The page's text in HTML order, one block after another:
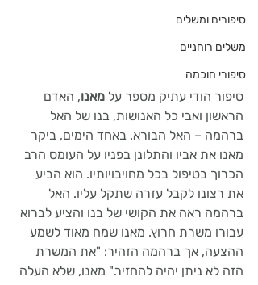
סיפורים ומשלים
משלים רוחניים
סיפורי חוכמה
סיפור הודי עתיק מספר על מאנו, האדם
הראשון ואבי כל האנושות, בנו של האל
ברהמה – האל הבורא. באחד הימים, ביקר
מאנו את אביו והתלונן בפניו על העומס הרב
הכרוך בטיפול בכל מחויבויותיו. הוא הביע
את רצונו לקבל עזרה שתקל עליו. האל
ברהמה ראה את הקושי של בנו והציע לברוא
עבורו משרת חרוץ. מאנו שמח מאוד לשמע
ההצעה, אך ברהמה הזהיר: "את המשרת
הזה לא ניתן יהיה להחזיר." מאנו, שלא העלה